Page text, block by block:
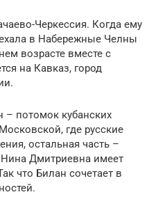
Черкессия. Когда ему
в Набережные Челны
возрасте вместе с
на Кавказ, город
– потомок кубанских
где русские
остальная часть –
Дмитриевна имеет
что Билан сочетает в